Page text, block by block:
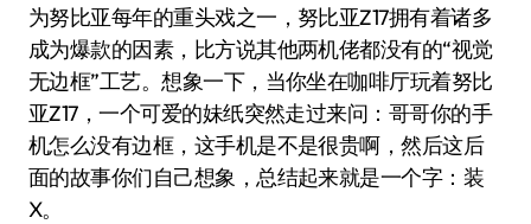
为努比亚每年的重头戏之一，努比亚Z17拥有着诸多
成为爆款的因素，比方说其他两机佬都没有的“视觉
无边框”工艺。想象一下，当你坐在咖啡厅玩着努比
亚Z17，一个可爱的妹纸突然走过来问：哥哥你的手
机怎么没有边框，这手机是不是很贵啊，然后这后
面的故事你们自己想象，总结起来就是一个字：装
X。